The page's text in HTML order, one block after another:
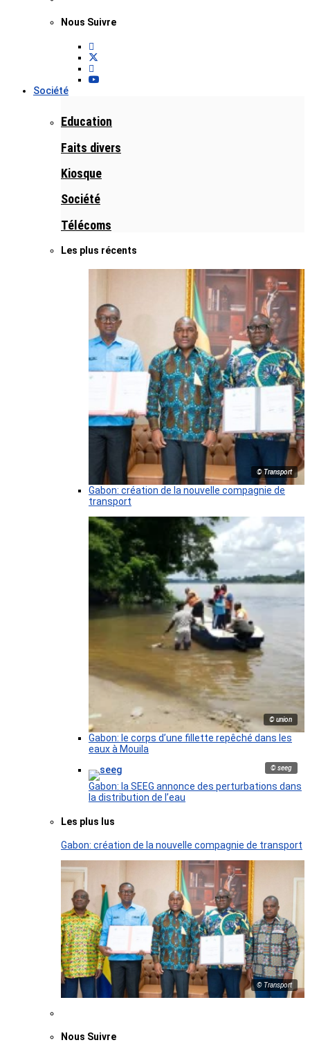
Nous Suivre
Société
Education
Faits divers
Kiosque
Société
Télécoms
Les plus récents
© Transport
Gabon: création de la nouvelle compagnie de
transport
© union
Gabon: le corps d’une fillette repêché dans les
eaux à Mouila
© seeg
Gabon: la SEEG annonce des perturbations dans
la distribution de l’eau
Les plus lus
Gabon: création de la nouvelle compagnie de transport
© Transport
Nous Suivre